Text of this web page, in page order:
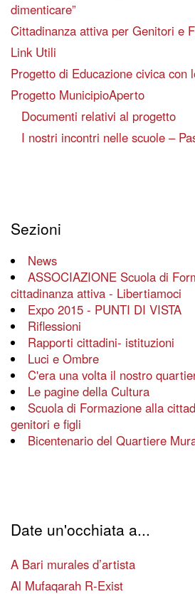
dimenticare”
Cittadinanza attiva per Genitori e
Link Utili
Progetto di Educazione civica con
Progetto MunicipioAperto
Documenti relativi al progetto
I nostri incontri nelle scuole –
Sezioni
News
ASSOCIAZIONE Scuola di
cittadinanza attiva - Libertiamoci
Expo 2015 - PUNTI DI VISTA
Riflessioni
Rapporti cittadini- istituzioni
Luci e Ombre
C'era una volta il nostro
Le pagine della Cultura
Scuola di Formazione alla
genitori e figli
Bicentenario del Quartiere
Date un'occhiata a...
A Bari murales d’artista
Al Mufaqarah R-Exist